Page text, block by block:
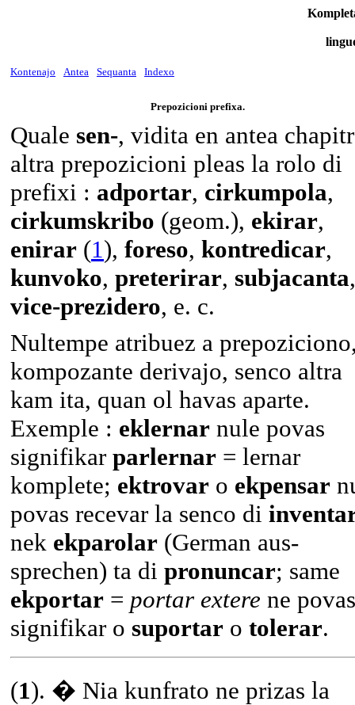
Kontenajo Antea Sequanta Indexo
Prepozicioni prefixa.
Quale sen-, vidita en antea
altra prepozicioni pleas la rolo di
prefixi : adportar, cirkumpola,
cirkumskribo (geom.), ekirar,
enirar (1), foreso, kontredicar,
kunvoko, preterirar, subjacanta,
vice-prezidero, e. c.
Nultempe atribuez a
kompozante derivajo, senco altra
kam ita, quan ol havas aparte.
Exemple : eklernar nule povas
signifikar parlernar = lernar
komplete; ektrovar o ekpensar
povas recevar la senco di
nek ekparolar (German aus-
sprechen) ta di pronuncar; same
ekportar = portar extere ne povas
signifikar o suportar o tolerar.
(1). � Nia kunfrato ne prizas la